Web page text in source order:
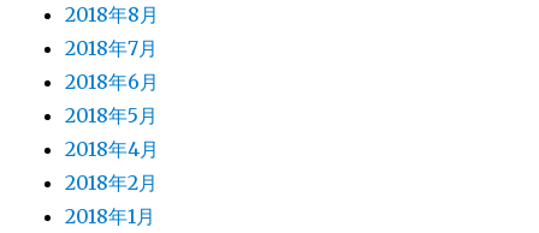
2018年8月
2018年7月
2018年6月
2018年5月
2018年4月
2018年2月
2018年1月